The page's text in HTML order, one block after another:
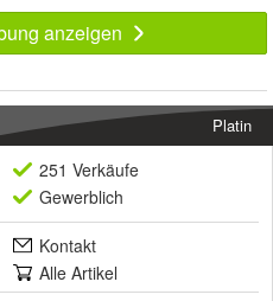
anzeigen
Platin
251 Verkäufe
Gewerblich
Kontakt
Alle Artikel